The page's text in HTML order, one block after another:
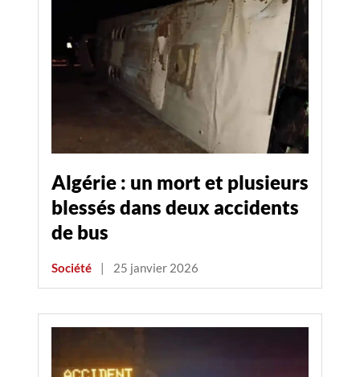
Algérie : un mort et plusieurs
blessés dans deux accidents
de bus
Société | 25 janvier 2026